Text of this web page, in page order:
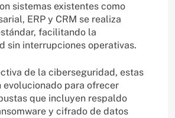
sistemas existentes como
ERP y CRM se realiza
facilitando la
sin interrupciones operativas.
de la ciberseguridad, estas
evolucionado para ofrecer
que incluyen respaldo
y cifrado de datos